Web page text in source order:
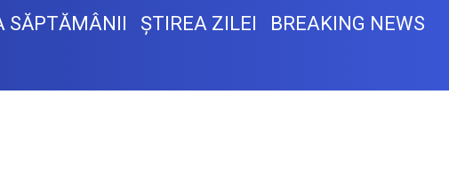
SĂPTĂMÂNII ŞTIREA ZILEI BREAKING NEWS